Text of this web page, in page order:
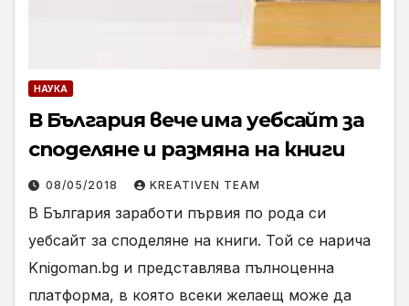
НАУКА
В България вече има уебсайт за
споделяне и размяна на книги
08/05/2018 KREATIVEN TEAM
В България заработи първия по рода си
уебсайт за споделяне на книги. Той се нарича
Knigoman.bg и представлява пълноценна
платформа, в която всеки желаещ може да